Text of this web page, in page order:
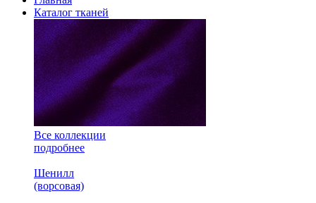
Каталог тканей
Все коллекции
подробнее
Шенилл
(ворсовая)